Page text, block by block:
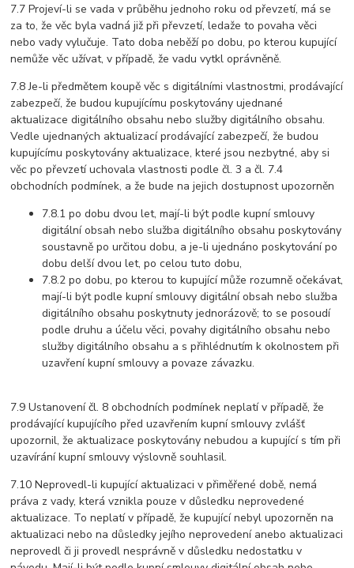
7.7 Projeví-li se vada v průběhu jednoho roku od převzetí, má se
za to, že věc byla vadná již při převzetí, ledaže to povaha věci
nebo vady vylučuje. Tato doba neběží po dobu, po kterou kupující
nemůže věc užívat, v případě, že vadu vytkl oprávněně.
7.8 Je-li předmětem koupě věc s digitálními vlastnostmi, prodávající
zabezpečí, že budou kupujícímu poskytovány ujednané
aktualizace digitálního obsahu nebo služby digitálního obsahu.
Vedle ujednaných aktualizací prodávající zabezpečí, že budou
kupujícímu poskytovány aktualizace, které jsou nezbytné, aby si
věc po převzetí uchovala vlastnosti podle čl. 3 a čl. 7.4
obchodních podmínek, a že bude na jejich dostupnost upozorněn
7.8.1 po dobu dvou let, mají-li být podle kupní smlouvy
digitální obsah nebo služba digitálního obsahu poskytovány
soustavně po určitou dobu, a je-li ujednáno poskytování po
dobu delší dvou let, po celou tuto dobu,
7.8.2 po dobu, po kterou to kupující může rozumně očekávat,
mají-li být podle kupní smlouvy digitální obsah nebo služba
digitálního obsahu poskytnuty jednorázově; to se posoudí
podle druhu a účelu věci, povahy digitálního obsahu nebo
služby digitálního obsahu a s přihlédnutím k okolnostem při
uzavření kupní smlouvy a povaze závazku.
7.9 Ustanovení čl. 8 obchodních podmínek neplatí v případě, že
prodávající kupujícího před uzavřením kupní smlouvy zvlášť
upozornil, že aktualizace poskytovány nebudou a kupující s tím při
uzavírání kupní smlouvy výslovně souhlasil.
7.10 Neprovedl-li kupující aktualizaci v přiměřené době, nemá
práva z vady, která vznikla pouze v důsledku neprovedené
aktualizace. To neplatí v případě, že kupující nebyl upozorněn na
aktualizaci nebo na důsledky jejího neprovedení anebo aktualizaci
neprovedl či ji provedl nesprávně v důsledku nedostatku v